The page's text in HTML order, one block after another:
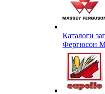
Каталоги
Фергюсон